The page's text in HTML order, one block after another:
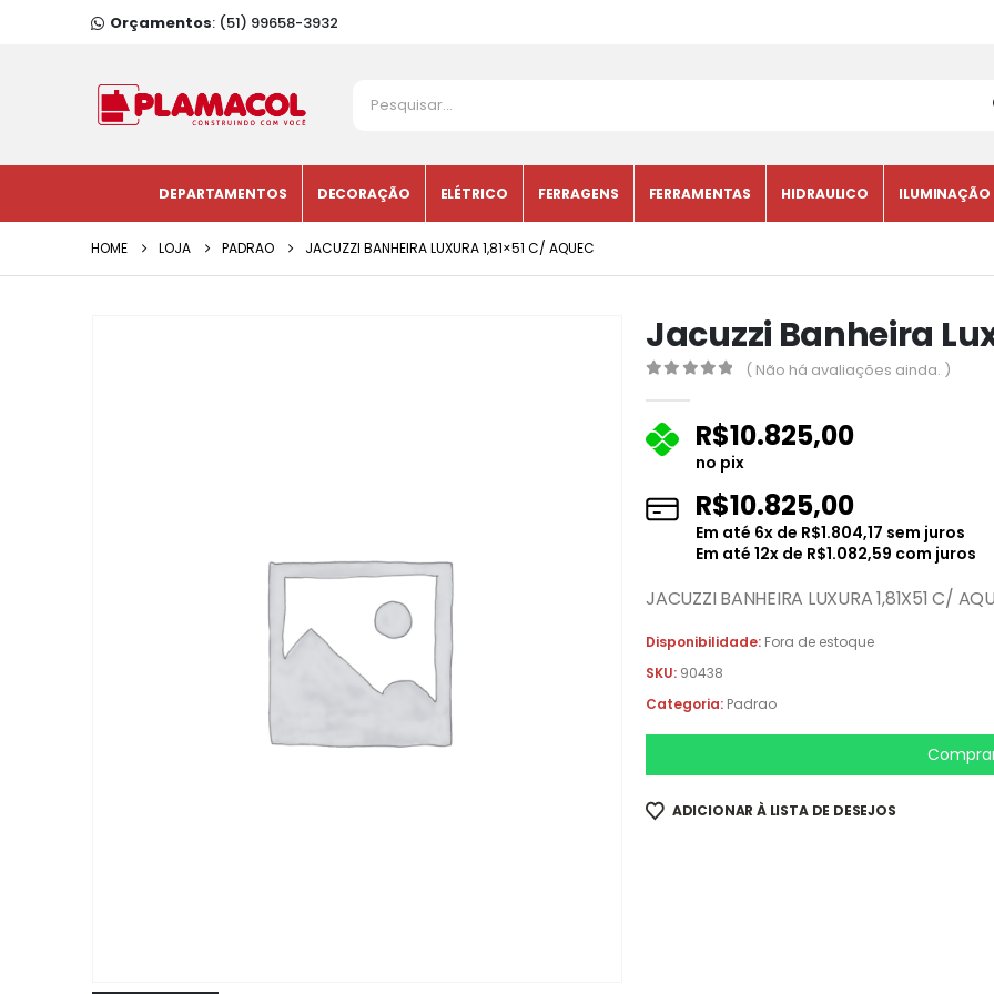
Orçamentos: (51) 99658-3932
DEPARTAMENTOS DECORAÇÃO ELÉTRICO FERRAGENS FERRAMENTAS HIDRAULICO ILUMINAÇÃO
HOME LOJA PADRAO JACUZZI BANHEIRA LUXURA 1,81×51 C/ AQUEC
Jacuzzi Banheira
( Não há avaliações ainda. )
R$10.825,00
no pix
R$10.825,00
Em até 6x de R$1.804,17 sem juros
Em até 12x de R$1.082,59 com juros
JACUZZI BANHEIRA LUXURA 1,81X51 C/
Disponibilidade: Fora de estoque
SKU: 90438
Categoria: Padrao
ADICIONAR À LISTA DE DESEJOS